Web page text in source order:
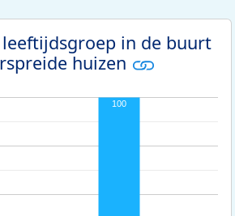
in de buurt
huizen
100